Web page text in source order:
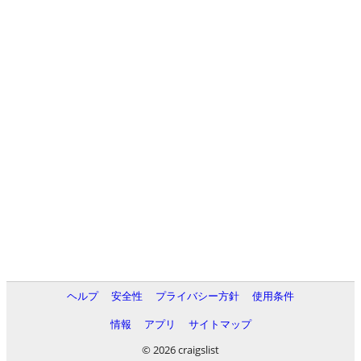
ヘルプ 安全性 プライバシー方針
使用条件
情報
アプリ
サイトマップ
© 2026 craigslist